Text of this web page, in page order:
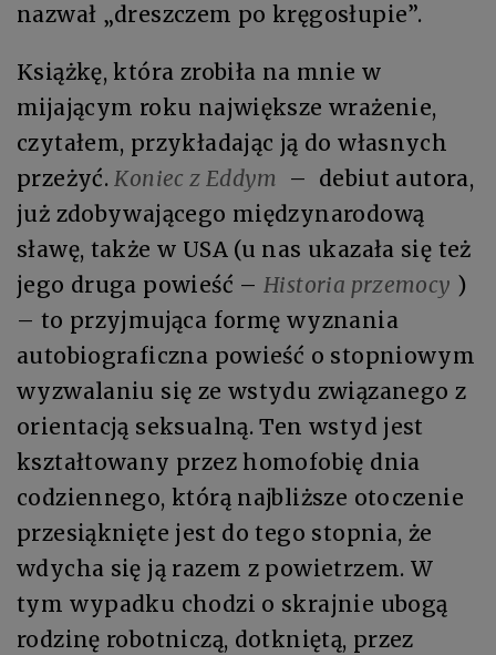
nazwał „dreszczem po kręgosłupie”.
Książkę, która zrobiła na mnie w
mijającym roku największe wrażenie,
czytałem, przykładając ją do własnych
przeżyć.Koniec z Eddym – debiut autora,
już zdobywającego międzynarodową
sławę, także w USA (u nas ukazała się też
jego druga powieść –Historia przemocy )
– to przyjmująca formę wyznania
autobiograficzna powieść o stopniowym
wyzwalaniu się ze wstydu związanego z
orientacją seksualną. Ten wstyd jest
kształtowany przez homofobię dnia
codziennego, którą najbliższe otoczenie
przesiąknięte jest do tego stopnia, że
wdycha się ją razem z powietrzem. W
tym wypadku chodzi o skrajnie ubogą
rodzinę robotniczą, dotkniętą, przez